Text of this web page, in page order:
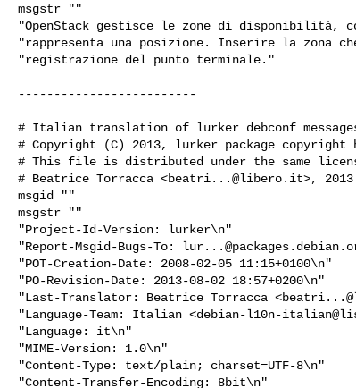
msgstr ""
"OpenStack gestisce le zone di disponibilità,
"rappresenta una posizione. Inserire la zona
"registrazione del punto terminale."
-------------------------
# Italian translation of lurker debconf
# Copyright (C) 2013, lurker package copyright
# This file is distributed under the same
# Beatrice Torracca <beatri...@libero.it>,
msgid ""
msgstr ""
"Project-Id-Version: lurker\n"
"Report-Msgid-Bugs-To:
"POT-Creation-Date: 2008-02-05 11:15+0100\n"
"PO-Revision-Date: 2013-08-02 18:57+0200\n"
"Last-Translator: Beatrice Torracca <
"Language-Team: Italian <debian-l10n-
"Language: it\n"
"MIME-Version: 1.0\n"
"Content-Type: text/plain; charset=UTF-8\n"
"Content-Transfer-Encoding: 8bit\n"